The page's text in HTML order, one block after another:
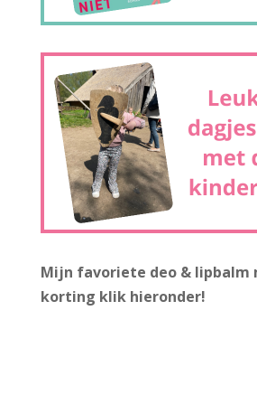
Mijn favoriete deo & lipbalm
korting klik hieronder!